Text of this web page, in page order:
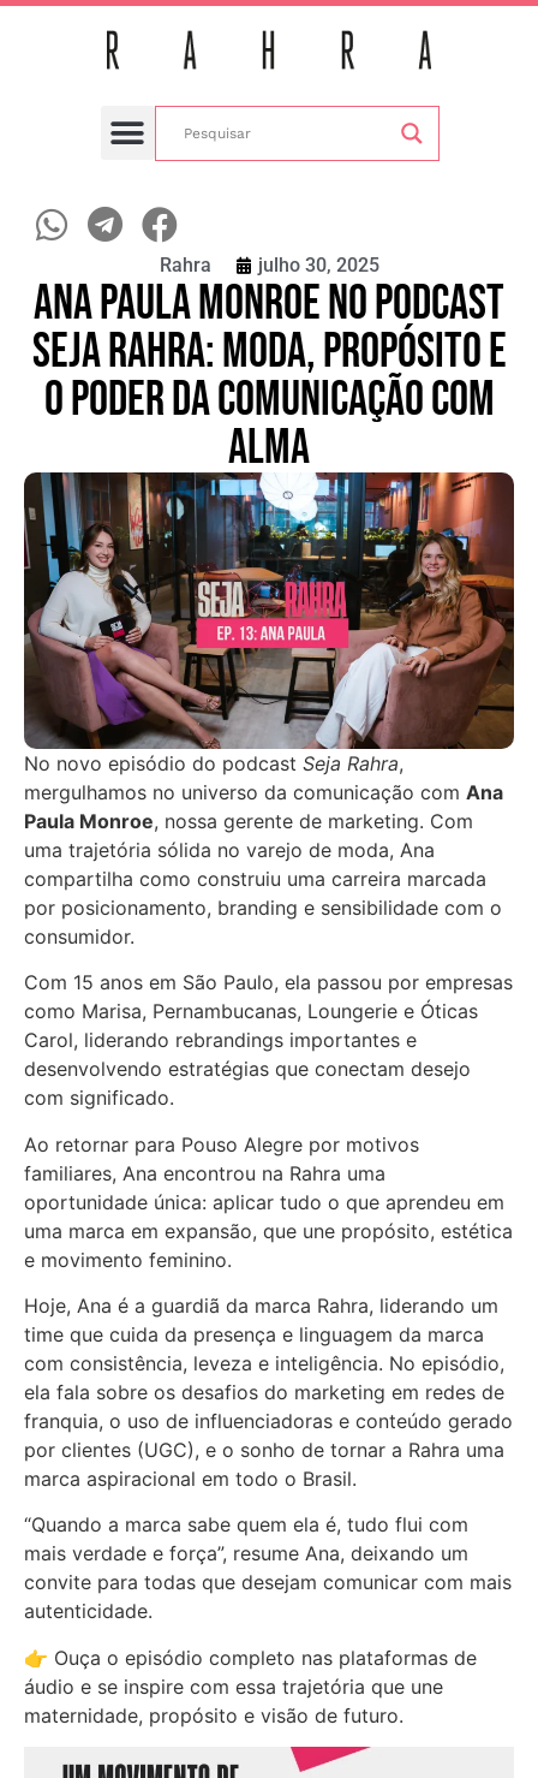
Rahra julho 30, 2025
Ana Paula Monroe no Podcast
Seja Rahra: Moda, Propósito e
o Poder da Comunicação com
Alma
No novo episódio do podcast Seja Rahra,
mergulhamos no universo da comunicação com Ana
Paula Monroe, nossa gerente de marketing. Com
uma trajetória sólida no varejo de moda, Ana
compartilha como construiu uma carreira marcada
por posicionamento, branding e sensibilidade com o
consumidor.
Com 15 anos em São Paulo, ela passou por empresas
como Marisa, Pernambucanas, Loungerie e Óticas
Carol, liderando rebrandings importantes e
desenvolvendo estratégias que conectam desejo
com significado.
Ao retornar para Pouso Alegre por motivos
familiares, Ana encontrou na Rahra uma
oportunidade única: aplicar tudo o que aprendeu em
uma marca em expansão, que une propósito, estética
e movimento feminino.
Hoje, Ana é a guardiã da marca Rahra, liderando um
time que cuida da presença e linguagem da marca
com consistência, leveza e inteligência. No episódio,
ela fala sobre os desafios do marketing em redes de
franquia, o uso de influenciadoras e conteúdo gerado
por clientes (UGC), e o sonho de tornar a Rahra uma
marca aspiracional em todo o Brasil.
“Quando a marca sabe quem ela é, tudo flui com
mais verdade e força”, resume Ana, deixando um
convite para todas que desejam comunicar com mais
autenticidade.
👉 Ouça o episódio completo nas plataformas de
áudio e se inspire com essa trajetória que une
maternidade, propósito e visão de futuro.